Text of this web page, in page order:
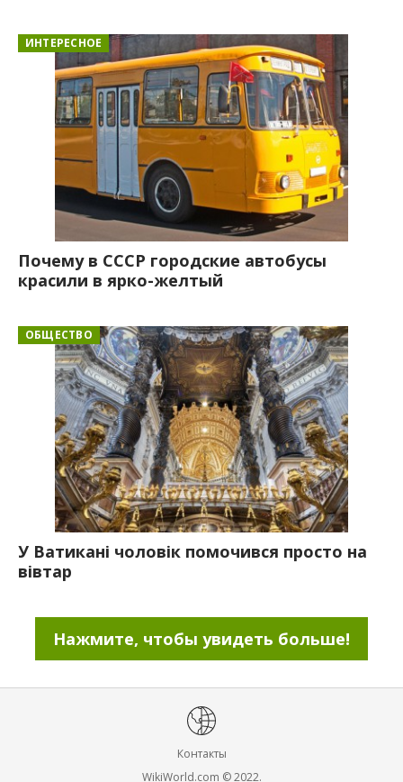
ИНТЕРЕСНОЕ
Почему в СССР городские автобусы
красили в ярко-желтый
ОБЩЕСТВО
У Ватикані чоловік помочився просто на
вівтар
Нажмите, чтобы увидеть больше!
Контакты
WikiWorld.com © 2022.